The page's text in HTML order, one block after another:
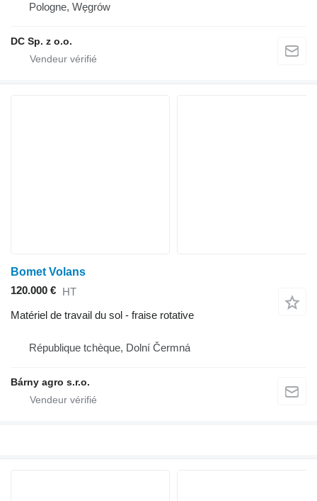
Pologne, Węgrów
DC Sp. z o.o.
Bomet Volans
120.000 € HT
Matériel de travail du sol - fraise rotative
République tchèque, Dolní Čermná
Bárny agro s.r.o.